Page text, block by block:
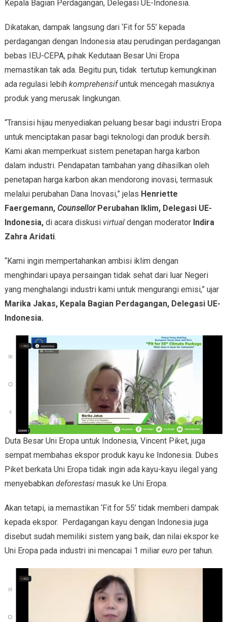
Kepala Bagian Perdagangan, Delegasi UE-Indonesia.
Dikatakan, dampak langsung dari ‘Fit for 55’ kepada
perdagangan dengan Indonesia atau perudingan perdagangan
bebas IEU-CEPA, pihak Kedutaan Besar Uni Eropa
memastikan tak ada. Begitu pun, tidak tertutup kemungkinan
ada regulasi lebih komprehensifuntuk mencegah masuknya
produk yang merusak lingkungan.
“Transisi hijau menyediakan peluang besar bagi industri Eropa
untuk menciptakan pasar bagi teknologi dan produk bersih.
Kami akan memperkuat sistem penetapan harga karbon
dalam industri. Pendapatan tambahan yang dihasilkan oleh
penetapan harga karbon akan mendorong inovasi, termasuk
melalui perubahan Dana Inovasi,” jelas Henriette
Faergemann, Counsellor Perubahan Iklim, Delegasi UE-
Indonesia, di acara diskusivirtualdengan moderator Indira
Zahra Aridati.
“Kami ingin mempertahankan ambisi iklim dengan
menghindari upaya persaingan tidak sehat dari luar Negeri
yang menghalangi industri kami untuk mengurangi emisi,” ujar
Marika Jakas, Kepala Bagian Perdagangan, Delegasi UE-
Indonesia.
Duta Besar Uni Eropa untuk Indonesia, Vincent Piket, juga
sempat membahas ekspor produk kayu ke Indonesia. Dubes
Piket berkata Uni Eropa tidak ingin ada kayu-kayu ilegal yang
menyebabkan deforestasi masuk ke Uni Eropa.
Akan tetapi, ia memastikan ‘Fit for 55’ tidak memberi dampak
kepada ekspor. Perdagangan kayu dengan Indonesia juga
disebut sudah memiliki sistem yang baik, dan nilai ekspor ke
Uni Eropa pada industri ini mencapai 1 miliareuro per tahun.